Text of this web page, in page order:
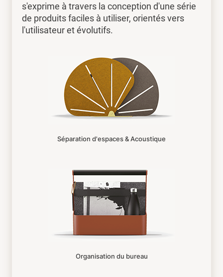
s'exprime à travers la conception d'une série
de produits faciles à utiliser, orientés vers
l'utilisateur et évolutifs.
Séparation d'espaces & Acoustique
Organisation du bureau